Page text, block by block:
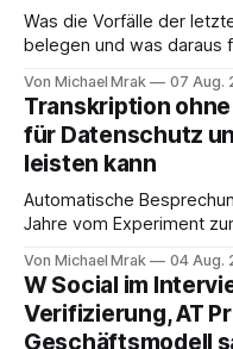
Was die Vorfälle der
belegen und was daraus folgt Seit November
KI-Systeme Angriffe nicht
durchführen können. Sie
dokumentierte Fälle, um
Von Michael Mrak 07 Aug.
Transkription
für Datenschutz
leisten kann
Automatische
Jahre vom Experiment
Ende eine
funktioniert gut. Die Frage, die regelmäßig untergeht, lautet:
Wo genau liegt das
Von Michael Mrak 04 Aug.
W Social im
Verifizierung, AT
Geschäftsmodell